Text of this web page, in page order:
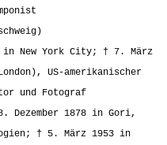
New York City; † 7. März
US-amerikanischer
und Fotograf
Dezember 1878 in Gori,
† 5. März 1953 in